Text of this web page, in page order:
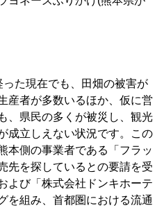
た現在でも、田畑の被害が
産者が多数いるほか、仮に営
、県民の多くが被災し、観光
成立しえない状況です。この
本側の事業者である「フラッ
先を探しているとの要請を受
よび「株式会社ドンキホーテ
を組み、首都圏における流通